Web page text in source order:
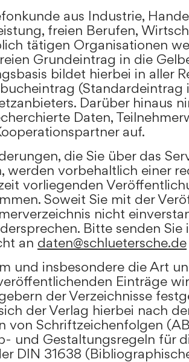
aus Industrie,
freien Berufen,
tätigen Organisationen
Grundeintrag in die
bildet hierbei in aller
(Standardeintrag
Darüber hinaus
Daten,
auf.
die Sie über das
werden vorbehaltlich einer
vorliegenden
Soweit Sie mit der
nicht
Bitte senden Sie
an daten@schluetersche.de
und insbesondere die Art
Einträge
der Verzeichnisse
der Verlag hierbei nach
von Schriftzeichenfolgen
und Gestaltungsregeln für
DIN 31638